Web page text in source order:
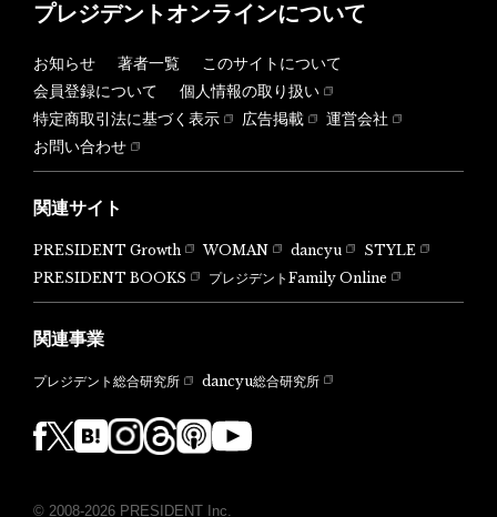
プレジデントオンラインについて
お知らせ 著者一覧
このサイトについて
会員登録について
個人情報の取り扱い
特定商取引法に基づく表示
広告掲載
運営会社
お問い合わせ
関連サイト
PRESIDENT Growth WOMAN dancyu
STYLE
PRESIDENT BOOKS
プレジデントFamily Online
関連事業
プレジデント総合研究所 dancyu総合研究所
© 2008-2026 PRESIDENT Inc.